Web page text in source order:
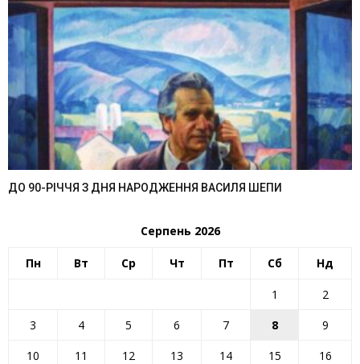
ДО 90-РІЧЧЯ З ДНЯ НАРОДЖЕННЯ ВАСИЛЯ ШЕПИ
Серпень 2026
Пн Вт Ср Чт Пт Сб Нд
1
2
3
4 5 6 7 8
9
10
11 12 13 14 15
16